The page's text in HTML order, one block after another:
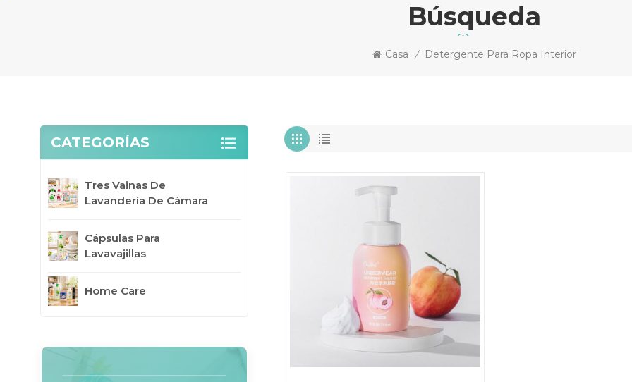
Búsqueda
Casa / Detergente Para Ropa Interior
CATEGORÍAS
Tres Vainas De
Lavandería De Cámara
Cápsulas Para
Lavavajillas
Home Care